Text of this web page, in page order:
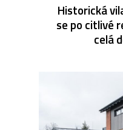
Historická
se po citlivé
celá